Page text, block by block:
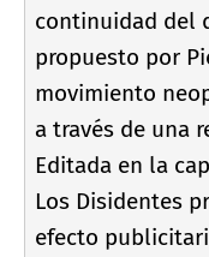
continuidad del
propuesto por
movimiento
a través de una
Editada en la
Los Disidentes
efecto